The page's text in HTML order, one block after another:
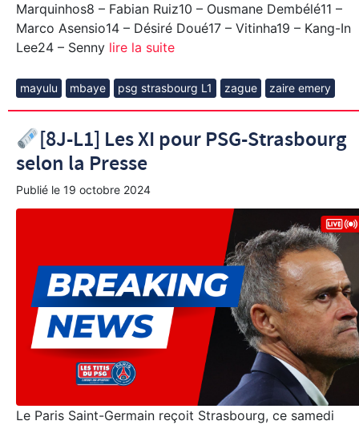
Marquinhos8 – Fabian Ruiz10 – Ousmane Dembélé11 –
Marco Asensio14 – Désiré Doué17 – Vitinha19 – Kang-In
Lee24 – Senny lire la suite
mayulu mbaye psg strasbourg L1 zague zaire emery
[8J-L1] Les XI pour PSG-Strasbourg
selon la Presse
Publié le 19 octobre 2024
Le Paris Saint-Germain reçoit Strasbourg, ce samedi